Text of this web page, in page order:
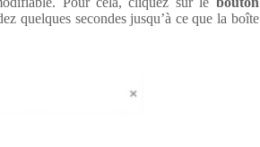
quelques secondes jusqu’à ce que la boîte